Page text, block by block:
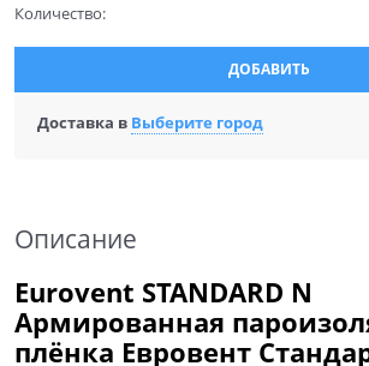
Количество:
ДОБАВИТЬ
Доставка в Выберите город
Описание
Eurovent STANDARD N
Армированная
плёнка Евровент